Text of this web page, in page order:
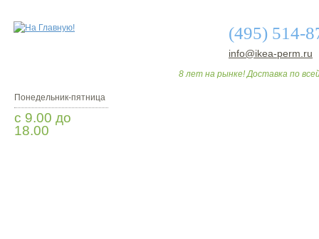
(495) 514-
info@ikea-perm.ru
8 лет на рынке! Доставка по
Понедельник-пятница
с 9.00 до
18.00